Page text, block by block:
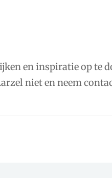
en inspiratie op te
niet en neem